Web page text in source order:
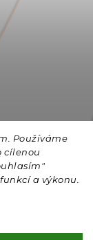
Používáme
cílenou
a výkonu.
vyhrazena.